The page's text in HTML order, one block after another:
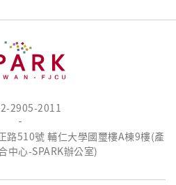
2905-2011
路510號 輔仁大學國璽樓A棟9樓(產
中心-SPARK辦公室)